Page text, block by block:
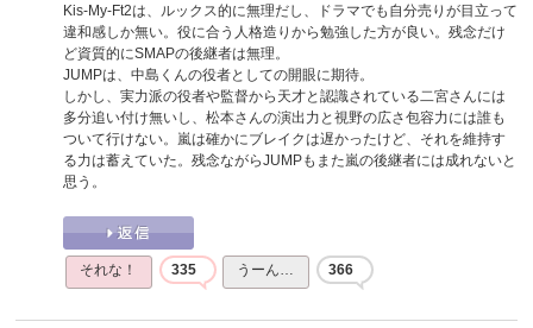
Kis-My-Ft2は、ルックス的に無理だし、ドラマでも自分売りが目立って
違和感しか無い。役に合う人格造りから勉強した方が良い。残念だけ
ど資質的にSMAPの後継者は無理。
JUMPは、中島くんの役者としての開眼に期待。
しかし、実力派の役者や監督から天才と認識されている二宮さんには
多分追い付け無いし、松本さんの演出力と視野の広さ包容力には誰も
ついて行けない。嵐は確かにブレイクは遅かったけど、それを維持す
る力は蓄えていた。残念ながらJUMPもまた嵐の後継者には成れないと
思う。
それな！ 335 うーん… 366